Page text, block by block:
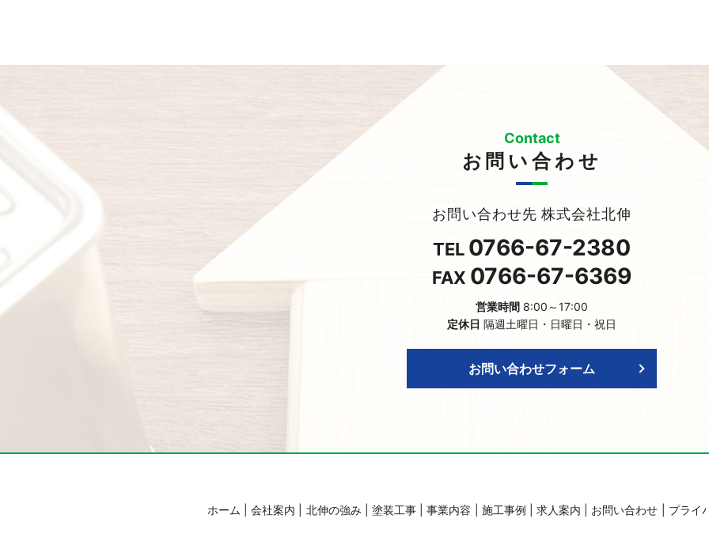
Contact
お問い合わせ
お問い合わせ先 株式会社北伸
TEL 0766-67-2380
FAX 0766-67-6369
営業時間 8:00～17:00
定休日 隔週土曜日・日曜日・祝日
お問い合わせフォーム
ホーム 会社案内 北伸の強み 塗装工事 事業内容 施工事例 求人案内 お問い合わせ プライ